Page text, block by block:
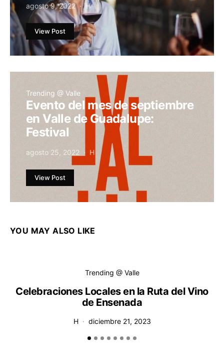
agosto 9, 2022 H
View Post
Trending @ Valle
Evento del mes de septiembre
en Valle de Guadalupe:
Festival
agosto 25, 2022 H
View Post
YOU MAY ALSO LIKE
Trending @ Valle
Celebraciones Locales en la Ruta del Vino
de Ensenada
H diciembre 21, 2023